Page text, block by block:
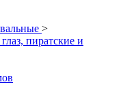
>
пиратские и